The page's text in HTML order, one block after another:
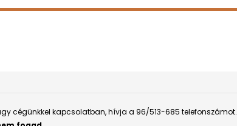
cégünkkel kapcsolatban, hívja a 96/513-685 telefonszámot.